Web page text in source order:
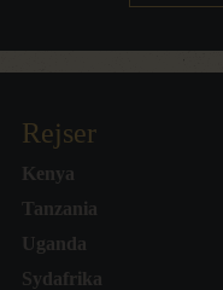
Rejser
Kenya
Tanzania
Uganda
Sydafrika